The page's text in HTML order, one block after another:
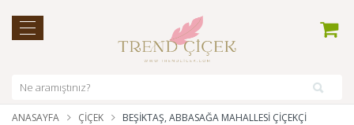
ANASAYFA ÇIÇEK BEŞİKTAŞ, ABBASAĞA MAHALLESİ ÇIÇEKÇI